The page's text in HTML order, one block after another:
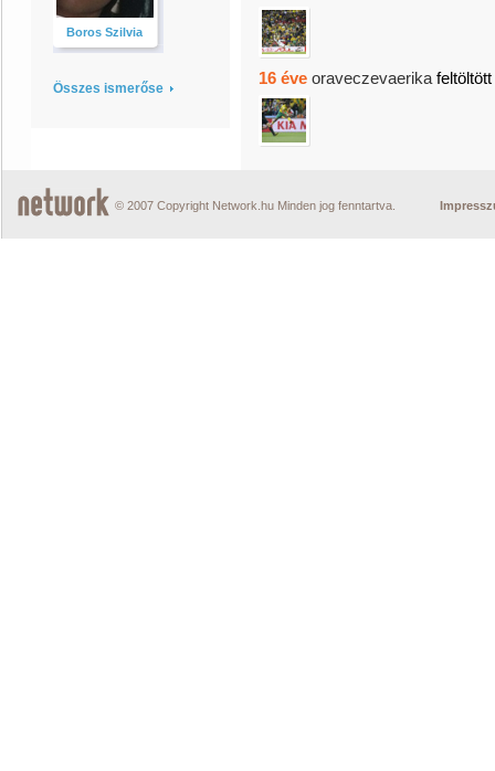
Boros Szilvia
Összes ismerőse
16 éve oraveczevaerika
© 2007 Copyright Network.hu Minden jog fenntartva.